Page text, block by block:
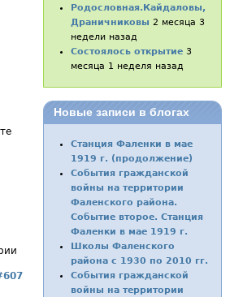
Родословная.Кайдаловы,
Драничниковы 2 месяца 3
недели назад
Состоялось открытие 3
месяца 1 неделя назад
Новые записи в блогах
Станция Фаленки в мае
1919 г. (продолжение)
События гражданской
войны на территории
Фаленского района.
Событие второе. Станция
Фаленки в мае 1919 г.
Школы Фаленского
района с 1930 по 2010 гг.
События гражданской
войны на территории